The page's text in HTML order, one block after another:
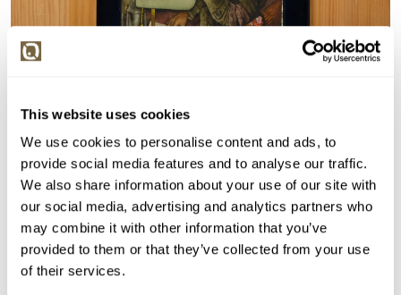
This website uses cookies
We use cookies to personalise content and ads, to
provide social media features and to analyse our traffic.
We also share information about your use of our site with
our social media, advertising and analytics partners who
may combine it with other information that you’ve
provided to them or that they’ve collected from your use
of their services.
Detail položky
Akvarel, 14x14 cm. Signováno vlevo nahoře Kolínská 85.
Rám, sklo.